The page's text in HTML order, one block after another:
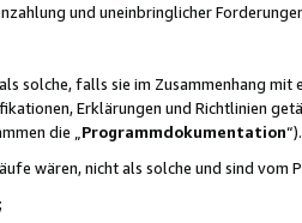
und uneinbringlicher
solche, falls sie im Zusammenhang
Erklärungen und Richtlinien
die „ Programmdokumentation“).
wären, nicht als solche und sind vom